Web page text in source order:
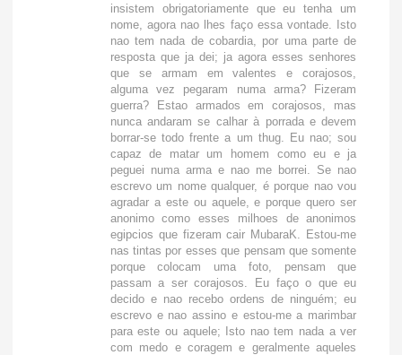
insistem obrigatoriamente que eu tenha um
nome, agora nao lhes faço essa vontade. Isto
nao tem nada de cobardia, por uma parte de
resposta que ja dei; ja agora esses senhores
que se armam em valentes e corajosos,
alguma vez pegaram numa arma? Fizeram
guerra? Estao armados em corajosos, mas
nunca andaram se calhar à porrada e devem
borrar-se todo frente a um thug. Eu nao; sou
capaz de matar um homem como eu e ja
peguei numa arma e nao me borrei. Se nao
escrevo um nome qualquer, é porque nao vou
agradar a este ou aquele, e porque quero ser
anonimo como esses milhoes de anonimos
egipcios que fizeram cair MubaraK. Estou-me
nas tintas por esses que pensam que somente
porque colocam uma foto, pensam que
passam a ser corajosos. Eu faço o que eu
decido e nao recebo ordens de ninguém; eu
escrevo e nao assino e estou-me a marimbar
para este ou aquele; Isto nao tem nada a ver
com medo e coragem e geralmente aqueles